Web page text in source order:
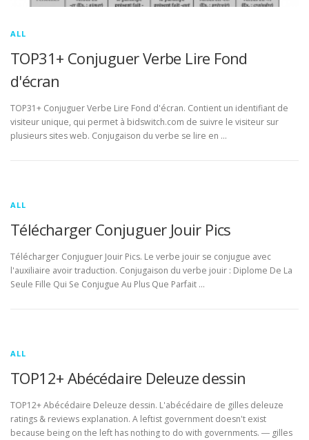
ALL
TOP31+ Conjuguer Verbe Lire Fond
d'écran
TOP31+ Conjuguer Verbe Lire Fond d'écran. Contient un identifiant de
visiteur unique, qui permet à bidswitch.com de suivre le visiteur sur
plusieurs sites web. Conjugaison du verbe se lire en …
ALL
Télécharger Conjuguer Jouir Pics
Télécharger Conjuguer Jouir Pics. Le verbe jouir se conjugue avec
l'auxiliaire avoir traduction. Conjugaison du verbe jouir : Diplome De La
Seule Fille Qui Se Conjugue Au Plus Que Parfait …
ALL
TOP12+ Abécédaire Deleuze dessin
TOP12+ Abécédaire Deleuze dessin. L'abécédaire de gilles deleuze
ratings & reviews explanation. A leftist government doesn't exist
because being on the left has nothing to do with governments. ― gilles